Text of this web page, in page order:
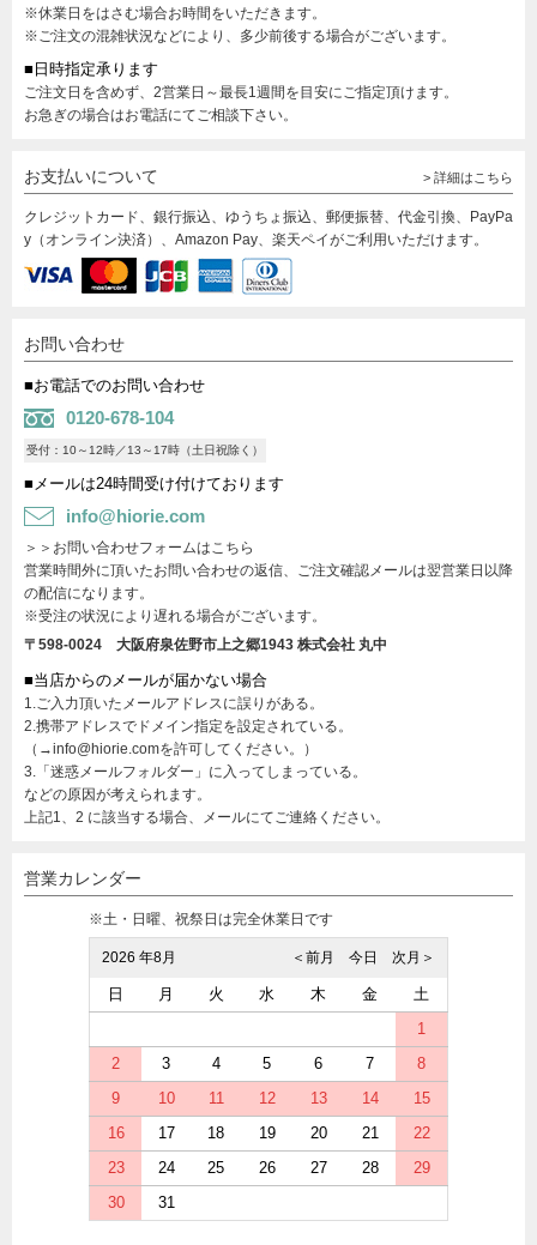
※休業日をはさむ場合お時間をいただきます。
※ご注文の混雑状況などにより、多少前後する場合がございます。
■日時指定承ります
ご注文日を含めず、2営業日～最長1週間を目安にご指定頂けます。
お急ぎの場合はお電話にてご相談下さい。
お支払いについて > 詳細はこちら
クレジットカード、銀行振込、ゆうちょ振込、郵便振替、代金引換、PayPa
y（オンライン決済）、Amazon Pay、楽天ペイがご利用いただけます。
お問い合わせ
■お電話でのお問い合わせ
0120-678-104
受付：10～12時／13～17時（土日祝除く）
■メールは24時間受け付けております
info@hiorie.com
＞＞お問い合わせフォームはこちら
営業時間外に頂いたお問い合わせの返信、ご注文確認メールは翌営業日以降
の配信になります。
※受注の状況により遅れる場合がございます。
〒598-0024 大阪府泉佐野市上之郷1943 株式会社 丸中
■当店からのメールが届かない場合
1.ご入力頂いたメールアドレスに誤りがある。
2.携帯アドレスでドメイン指定を設定されている。
（→info@hiorie.comを許可してください。）
3.「迷惑メールフォルダー」に入ってしまっている。
などの原因が考えられます。
上記1、2 に該当する場合、メールにてご連絡ください。
営業カレンダー
※土・日曜、祝祭日は完全休業日です
2026 年8月 次月＞
今日
＜前月
日 月 火 水 木 金
土
1
2
3 4 5 6 7
8
9
10 11 12 13 14
15
16
17 18 19 20 21
22
23
24 25 26 27 28
29
30
31